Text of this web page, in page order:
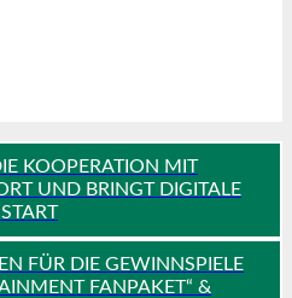
KOOPERATION MIT
UND BRINGT DIGITALE
FÜR DIE GEWINNSPIELE
FANPAKET“ &